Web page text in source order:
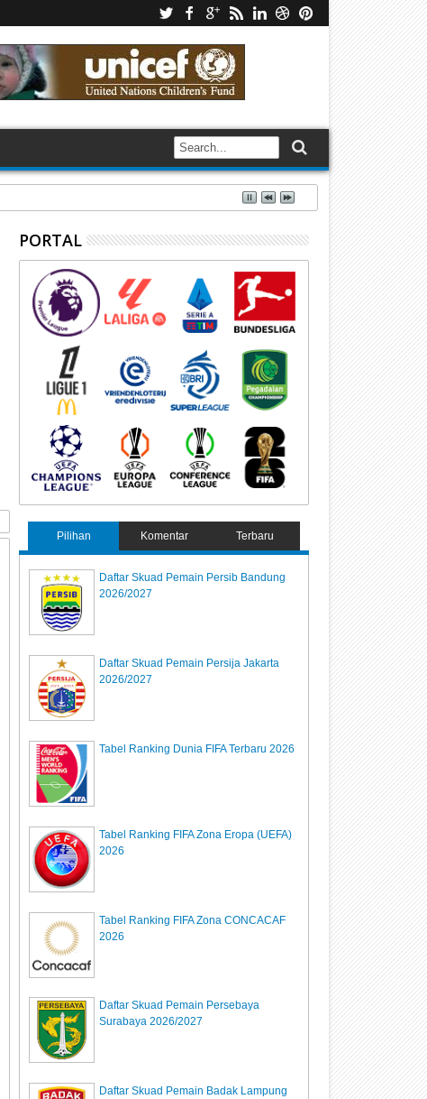
PORTAL
Pilihan Komentar Terbaru
Daftar Skuad Pemain Persib Bandung
2026/2027
Daftar Skuad Pemain Persija Jakarta
2026/2027
Tabel Ranking Dunia FIFA Terbaru 2026
Tabel Ranking FIFA Zona Eropa (UEFA)
2026
Tabel Ranking FIFA Zona CONCACAF
2026
Daftar Skuad Pemain Persebaya
Surabaya 2026/2027
Daftar Skuad Pemain Badak Lampung